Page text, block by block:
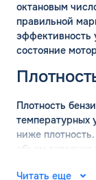
октановым
правильной
эффективность
состояние
Плотность
температурных
ниже
объем
Читать еще